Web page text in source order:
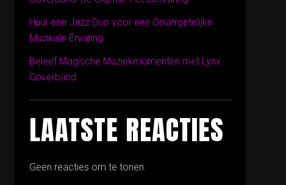
Huur een Jazz Duo voor een Onvergetelijke
Muzikale Ervaring
Beleef Magische Muziekmomenten met Lynx
Coverband
LAATSTE REACTIES
Geen reacties om te tonen.